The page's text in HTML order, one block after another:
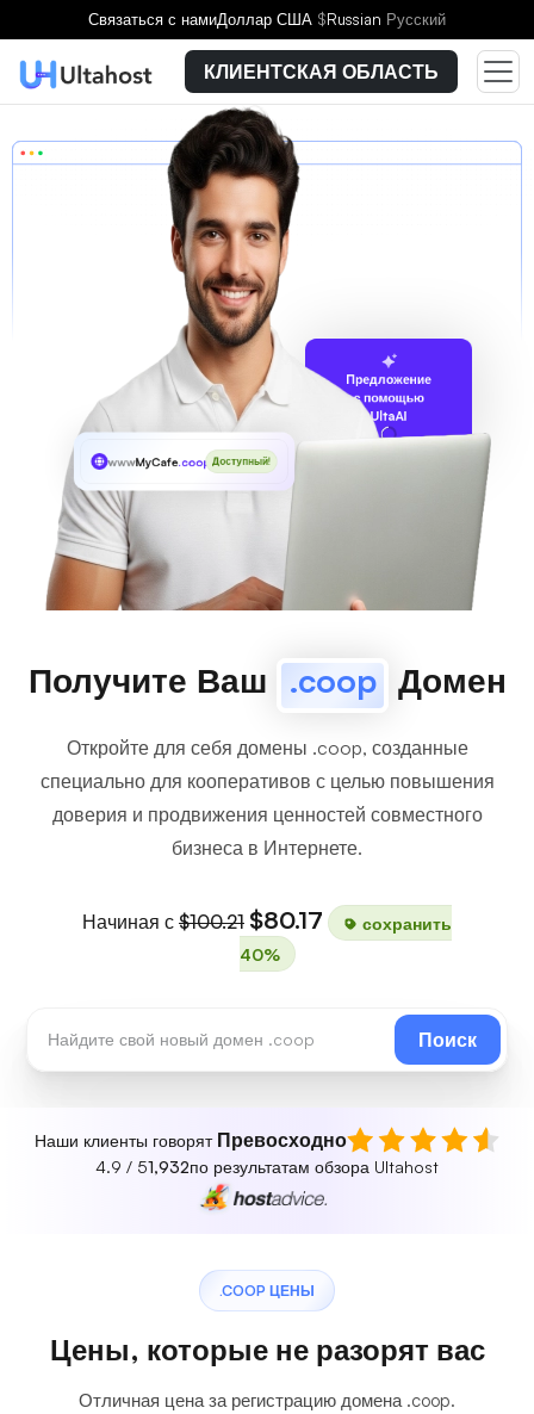
Связаться с намиДоллар США $Russian Русский
КЛИЕНТСКАЯ ОБЛАСТЬ
Предложение
с помощью
UltaAI
wwwMyCafe.coop Доступный!
Получите Ваш .coop Домен
Откройте для себя домены .coop, созданные
специально для кооперативов с целью повышения
доверия и продвижения ценностей совместного
бизнеса в Интернете.
Начиная с $100.21 $80.17
сохранить
40%
Поиск
Наши клиенты говорят Превосходно
4.9 / 51,932по результатам обзора Ultahost
.COOP ЦЕНЫ
Цены, которые не разорят вас
Отличная цена за регистрацию домена .coop.